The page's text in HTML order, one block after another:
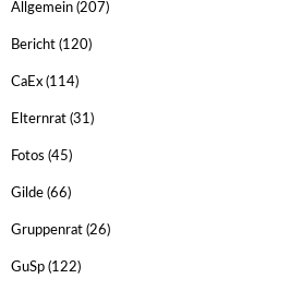
Allgemein (207)
Bericht (120)
CaEx (114)
Elternrat (31)
Fotos (45)
Gilde (66)
Gruppenrat (26)
GuSp (122)